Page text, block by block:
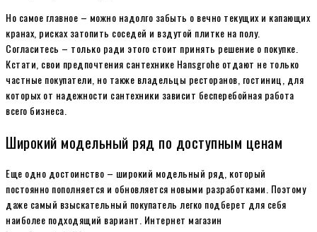
Но самое главное – можно надолго забыть о вечно текущих и капающих
кранах, рисках затопить соседей и вздутой плитке на полу.
Согласитесь – только ради этого стоит принять решение о покупке.
Кстати, свои предпочтения сантехнике Hansgrohe отдают не только
частные покупатели, но также владельцы ресторанов, гостиниц, для
которых от надежности сантехники зависит бесперебойная работа
всего бизнеса.
Широкий модельный ряд по доступным ценам
Еще одно достоинство – широкий модельный ряд, который
постоянно пополняется и обновляется новыми разработками. Поэтому
даже самый взыскательный покупатель легко подберет для себя
наиболее подходящий вариант. Интернет магазин